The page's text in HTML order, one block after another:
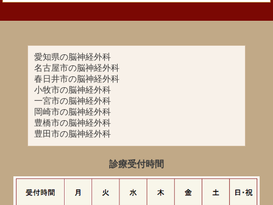
愛知県の脳神経外科
名古屋市の脳神経外科
春日井市の脳神経外科
小牧市の脳神経外科
一宮市の脳神経外科
岡崎市の脳神経外科
豊橋市の脳神経外科
豊田市の脳神経外科
診療受付時間